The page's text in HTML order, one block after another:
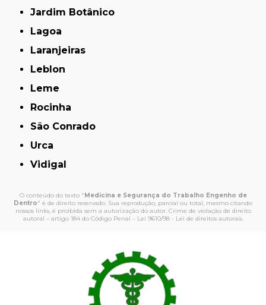
Jardim Botânico
Lagoa
Laranjeiras
Leblon
Leme
Rocinha
São Conrado
Urca
Vidigal
O conteúdo do texto " Medicina e Segurança do Trabalho Engenho de
Dentro" é de direito reservado. Sua reprodução, parcial ou total, mesmo citando
nossos links, é proibida sem a autorização do autor. Crime de violação de direito
autoral – artigo 184 do Código Penal – Lei 9610/98 - Lei de direitos autorais.